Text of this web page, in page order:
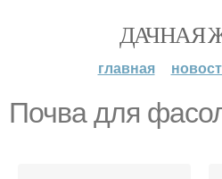
ДАЧНАЯ
главная
Почва для